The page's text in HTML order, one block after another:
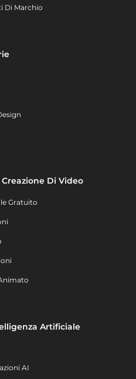
Di Marchio
Di Video
Gratuito
Artificiale
AI